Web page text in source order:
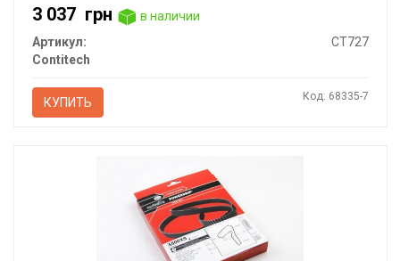
3 037 грн
в наличии
Артикул:
CT727
Contitech
КУПИТЬ Код: 68335-7